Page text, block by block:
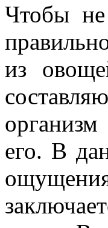
Чтобы не
из
его. В